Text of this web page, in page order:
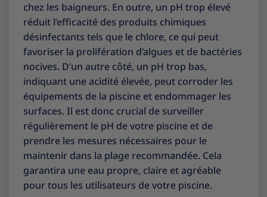
chez les baigneurs. En outre, un pH trop élevé
réduit l’efficacité des produits chimiques
désinfectants tels que le chlore, ce qui peut
favoriser la prolifération d’algues et de bactéries
nocives. D’un autre côté, un pH trop bas,
indiquant une acidité élevée, peut corroder les
équipements de la piscine et endommager les
surfaces. Il est donc crucial de surveiller
régulièrement le pH de votre piscine et de
prendre les mesures nécessaires pour le
maintenir dans la plage recommandée. Cela
garantira une eau propre, claire et agréable
pour tous les utilisateurs de votre piscine.